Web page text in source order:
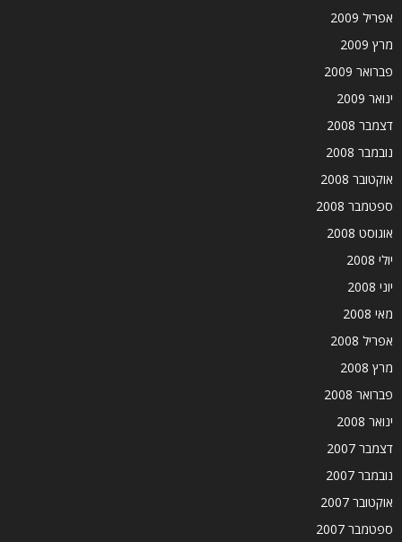
אפריל 2009
מרץ 2009
פברואר 2009
ינואר 2009
דצמבר 2008
נובמבר 2008
אוקטובר 2008
ספטמבר 2008
אוגוסט 2008
יולי 2008
יוני 2008
מאי 2008
אפריל 2008
מרץ 2008
פברואר 2008
ינואר 2008
דצמבר 2007
נובמבר 2007
אוקטובר 2007
ספטמבר 2007